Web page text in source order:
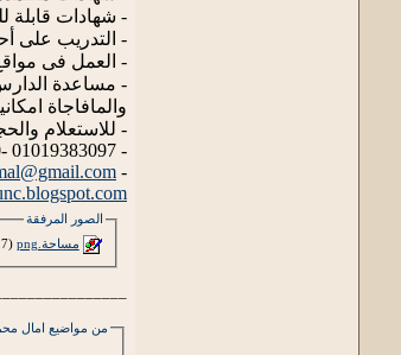
- شهادات قابلة
- التدريب على
- العمل فى
- مساعدة
والمافاجاة
- للاستعلام
- Te /01098406200- 01019383097
- Email /
الصور المرفقة
مساحة.png‏
(4.7 كيلوبايت, المشاهدات 0)
من مواضيع امال